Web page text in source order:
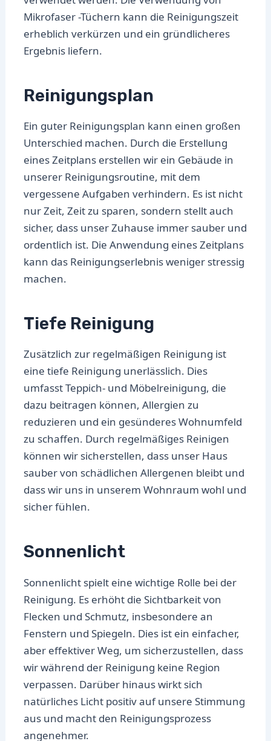
Mikrofaser -Tüchern kann die Reinigungszeit
erheblich verkürzen und ein gründlicheres
Ergebnis liefern.
Reinigungsplan
Ein guter Reinigungsplan kann einen großen
Unterschied machen. Durch die Erstellung
eines Zeitplans erstellen wir ein Gebäude in
unserer Reinigungsroutine, mit dem
vergessene Aufgaben verhindern. Es ist nicht
nur Zeit, Zeit zu sparen, sondern stellt auch
sicher, dass unser Zuhause immer sauber und
ordentlich ist. Die Anwendung eines Zeitplans
kann das Reinigungserlebnis weniger stressig
machen.
Tiefe Reinigung
Zusätzlich zur regelmäßigen Reinigung ist
eine tiefe Reinigung unerlässlich. Dies
umfasst Teppich- und Möbelreinigung, die
dazu beitragen können, Allergien zu
reduzieren und ein gesünderes Wohnumfeld
zu schaffen. Durch regelmäßiges Reinigen
können wir sicherstellen, dass unser Haus
sauber von schädlichen Allergenen bleibt und
dass wir uns in unserem Wohnraum wohl und
sicher fühlen.
Sonnenlicht
Sonnenlicht spielt eine wichtige Rolle bei der
Reinigung. Es erhöht die Sichtbarkeit von
Flecken und Schmutz, insbesondere an
Fenstern und Spiegeln. Dies ist ein einfacher,
aber effektiver Weg, um sicherzustellen, dass
wir während der Reinigung keine Region
verpassen. Darüber hinaus wirkt sich
natürliches Licht positiv auf unsere Stimmung
aus und macht den Reinigungsprozess
angenehmer.